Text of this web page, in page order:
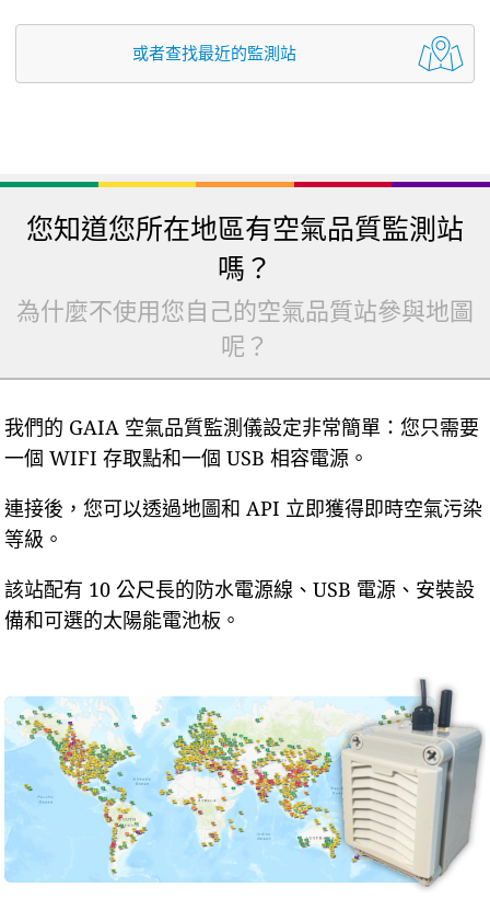
或者查找最近的監測站
您知道您所在地區有空氣品質監測站
嗎？
為什麼不使用您自己的空氣品質站參與地圖
呢？
我們的 GAIA 空氣品質監測儀設定非常簡單：您只需要
一個 WIFI 存取點和一個 USB 相容電源。
連接後，您可以透過地圖和 API 立即獲得即時空氣污染
等級。
該站配有 10 公尺長的防水電源線、USB 電源、安裝設
備和可選的太陽能電池板。